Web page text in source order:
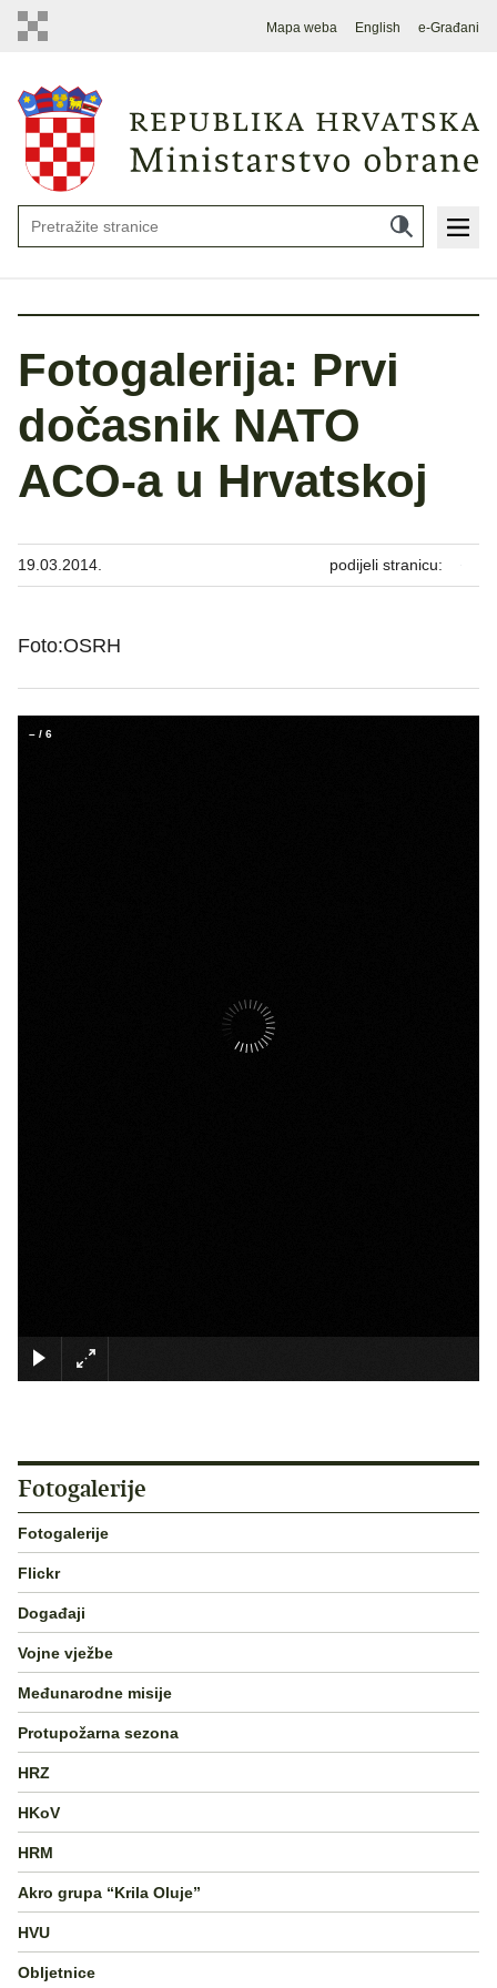
Mapa weba English e-Građani
Fotogalerija: Prvi
dočasnik NATO
ACO-a u Hrvatskoj
19.03.2014. podijeli stranicu:
Foto:OSRH
– / 6
Fotogalerije
Fotogalerije
Flickr
Događaji
Vojne vježbe
Međunarodne misije
Protupožarna sezona
HRZ
HKoV
HRM
Akro grupa “Krila Oluje”
HVU
Obljetnice